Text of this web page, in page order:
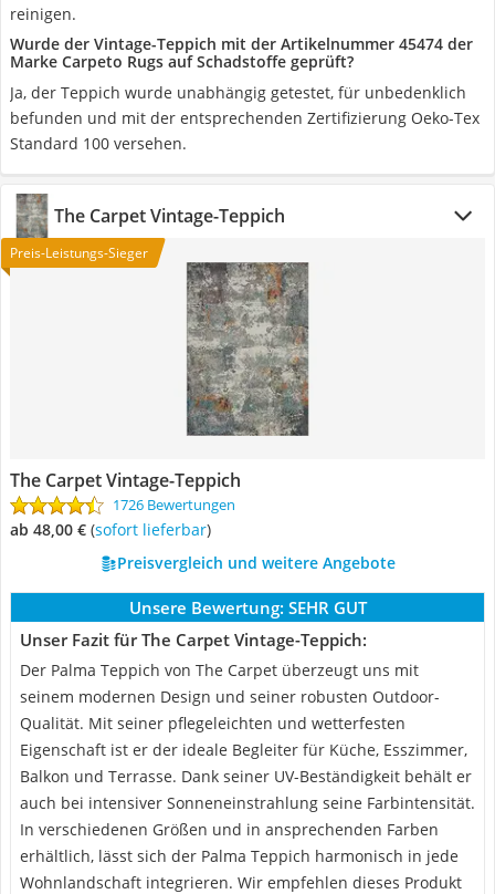
reinigen.
Wurde der Vintage-Teppich mit der Artikelnummer 45474 der
Marke Carpeto Rugs auf Schadstoffe geprüft?
Ja, der Teppich wurde unabhängig getestet, für unbedenklich
befunden und mit der entsprechenden Zertifizierung Oeko-Tex
Standard 100 versehen.
The Carpet Vintage-Teppich
Preis-Leistungs-Sieger
The Carpet Vintage-Teppich
1726 Bewertungen
ab 48,00 € ( Sofort lieferbar)
Preisvergleich und weitere Angebote
Unsere Bewertung: SEHR GUT
Unser Fazit für The Carpet Vintage-Teppich:
Der Palma Teppich von The Carpet überzeugt uns mit
seinem modernen Design und seiner robusten Outdoor-
Qualität. Mit seiner pflegeleichten und wetterfesten
Eigenschaft ist er der ideale Begleiter für Küche, Esszimmer,
Balkon und Terrasse. Dank seiner UV-Beständigkeit behält er
auch bei intensiver Sonneneinstrahlung seine Farbintensität.
In verschiedenen Größen und in ansprechenden Farben
erhältlich, lässt sich der Palma Teppich harmonisch in jede
Wohnlandschaft integrieren. Wir empfehlen dieses Produkt